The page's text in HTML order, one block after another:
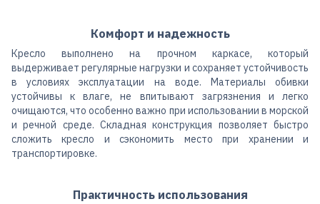
Комфорт и надежность
Кресло выполнено на прочном каркасе, который
выдерживает регулярные нагрузки и сохраняет устойчивость
в условиях эксплуатации на воде. Материалы обивки
устойчивы к влаге, не впитывают загрязнения и легко
очищаются, что особенно важно при использовании в морской
и речной среде. Складная конструкция позволяет быстро
сложить кресло и сэкономить место при хранении и
транспортировке.
Практичность использования